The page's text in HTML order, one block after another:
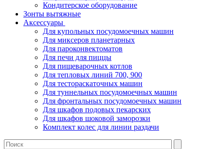
Кондитерское оборудование
Зонты вытяжные
Аксессуары
Для купольных посудомоечных машин
Для миксеров планетарных
Для пароконвектоматов
Для печи для пиццы
Для пищеварочных котлов
Для тепловых линий 700, 900
Для тестораскаточных машин
Для туннельных посудомоечных машин
Для фронтальных посудомоечных машин
Для шкафов подовых пекарских
Для шкафов шоковой заморозки
Комплект колес для линии раздачи